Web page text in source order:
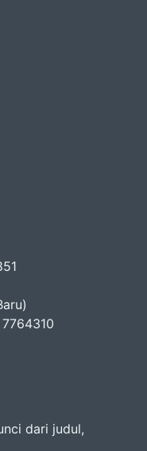
dari judul,